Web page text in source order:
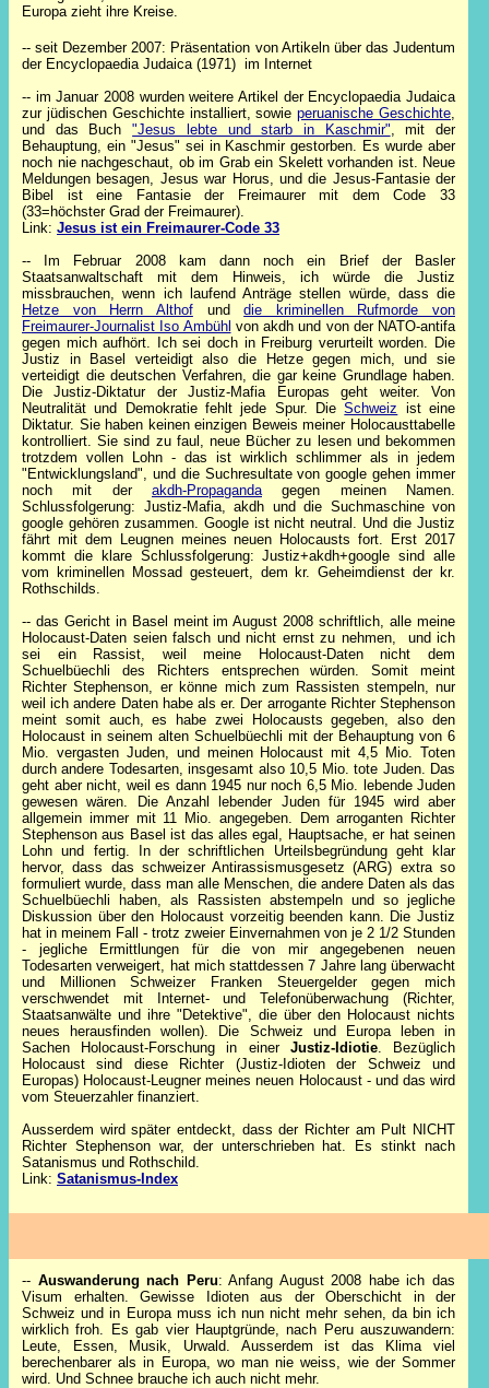
Europa zieht ihre Kreise.
-- seit Dezember 2007: Präsentation von Artikeln über das Judentum
der Encyclopaedia Judaica (1971) im Internet
-- im Januar 2008 wurden weitere Artikel der Encyclopaedia Judaica
zur jüdischen Geschichte installiert, sowieperuanische Geschichte,
und das Buch"Jesus lebte und starb in Kaschmir", mit der
Behauptung, ein "Jesus" sei in Kaschmir gestorben. Es wurde aber
noch nie nachgeschaut, ob im Grab ein Skelett vorhanden ist. Neue
Meldungen besagen, Jesus war Horus, und die Jesus-Fantasie der
Bibel ist eine Fantasie der Freimaurer mit dem Code 33
(33=höchster Grad der Freimaurer).
Link: Jesus ist ein Freimaurer-Code 33
-- Im Februar 2008 kam dann noch ein Brief der Basler
Staatsanwaltschaft mit dem Hinweis, ich würde die Justiz
missbrauchen, wenn ich laufend Anträge stellen würde, dass die
Hetze von Herrn Althofunddie kriminellen Rufmorde von
Freimaurer-Journalist Iso Ambühl von akdh und von der NATO-antifa
gegen mich aufhört. Ich sei doch in Freiburg verurteilt worden. Die
Justiz in Basel verteidigt also die Hetze gegen mich, und sie
verteidigt die deutschen Verfahren, die gar keine Grundlage haben.
Die Justiz-Diktatur der Justiz-Mafia Europas geht weiter. Von
Neutralität und Demokratie fehlt jede Spur. DieSchweiz ist eine
Diktatur. Sie haben keinen einzigen Beweis meiner Holocausttabelle
kontrolliert. Sie sind zu faul, neue Bücher zu lesen und bekommen
trotzdem vollen Lohn - das ist wirklich schlimmer als in jedem
"Entwicklungsland", und die Suchresultate von google gehen immer
noch mit der akdh-Propaganda
gegen meinen Namen.
Schlussfolgerung: Justiz-Mafia, akdh und die Suchmaschine von
google gehören zusammen. Google ist nicht neutral. Und die Justiz
fährt mit dem Leugnen meines neuen Holocausts fort. Erst 2017
kommt die klare Schlussfolgerung: Justiz+akdh+google sind alle
vom kriminellen Mossad gesteuert, dem kr. Geheimdienst der kr.
Rothschilds.
-- das Gericht in Basel meint im August 2008 schriftlich, alle meine
Holocaust-Daten seien falsch und nicht ernst zu nehmen, und ich
sei ein Rassist, weil meine Holocaust-Daten nicht dem
Schuelbüechli des Richters entsprechen würden. Somit meint
Richter Stephenson, er könne mich zum Rassisten stempeln, nur
weil ich andere Daten habe als er. Der arrogante Richter Stephenson
meint somit auch, es habe zwei Holocausts gegeben, also den
Holocaust in seinem alten Schuelbüechli mit der Behauptung von 6
Mio. vergasten Juden, und meinen Holocaust mit 4,5 Mio. Toten
durch andere Todesarten, insgesamt also 10,5 Mio. tote Juden. Das
geht aber nicht, weil es dann 1945 nur noch 6,5 Mio. lebende Juden
gewesen wären. Die Anzahl lebender Juden für 1945 wird aber
allgemein immer mit 11 Mio. angegeben. Dem arroganten Richter
Stephenson aus Basel ist das alles egal, Hauptsache, er hat seinen
Lohn und fertig. In der schriftlichen Urteilsbegründung geht klar
hervor, dass das schweizer Antirassismusgesetz (ARG) extra so
formuliert wurde, dass man alle Menschen, die andere Daten als das
Schuelbüechli haben, als Rassisten abstempeln und so jegliche
Diskussion über den Holocaust vorzeitig beenden kann. Die Justiz
hat in meinem Fall - trotz zweier Einvernahmen von je 2 1/2 Stunden
- jegliche Ermittlungen für die von mir angegebenen neuen
Todesarten verweigert, hat mich stattdessen 7 Jahre lang überwacht
und Millionen Schweizer Franken Steuergelder gegen mich
verschwendet mit Internet- und Telefonüberwachung (Richter,
Staatsanwälte und ihre "Detektive", die über den Holocaust nichts
neues herausfinden wollen). Die Schweiz und Europa leben in
Sachen Holocaust-Forschung in einer Justiz-Idiotie. Bezüglich
Holocaust sind diese Richter (Justiz-Idioten der Schweiz und
Europas) Holocaust-Leugner meines neuen Holocaust - und das wird
vom Steuerzahler finanziert.
Ausserdem wird später entdeckt, dass der Richter am Pult NICHT
Richter Stephenson war, der unterschrieben hat. Es stinkt nach
Satanismus und Rothschild.
Link: Satanismus-Index
-- Auswanderung nach Peru: Anfang August 2008 habe ich das
Visum erhalten. Gewisse Idioten aus der Oberschicht in der
Schweiz und in Europa muss ich nun nicht mehr sehen, da bin ich
wirklich froh. Es gab vier Hauptgründe, nach Peru auszuwandern:
Leute, Essen, Musik, Urwald. Ausserdem ist das Klima viel
berechenbarer als in Europa, wo man nie weiss, wie der Sommer
wird. Und Schnee brauche ich auch nicht mehr.